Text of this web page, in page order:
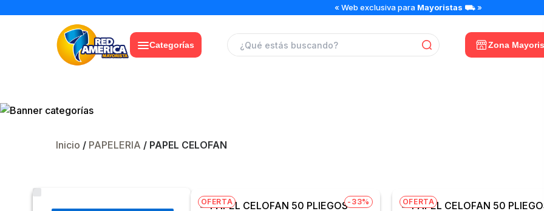
« Web exclusiva para Mayoristas ⛟ »
Categorías Zona
Inicio / PAPELERIA / PAPEL CELOFAN
OFERTA -33% OFERTA